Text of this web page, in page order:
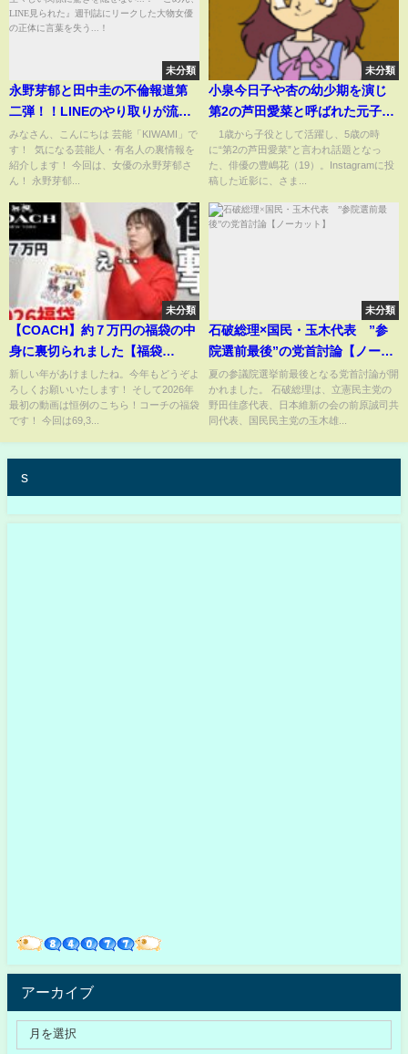
未分類
永野芽郁と田中圭の不倫報道第
二弾！！LINEのやり取りが流出
したことで判明した生々しい関
係に驚きを隠せない...！『ごめ
ん、LINE見られた』週刊誌にリ
を失う...！
‌みなさん、こんにちは 芸能「KIWAMI」で
す！ ‌ 気になる芸能人・有名人の裏情報を
紹介します！ 今回は、女優の永野芽郁さ
ん！ 永野芽郁...
未分類
小泉今日子や杏の幼少期を演じ
第2の芦田愛菜と呼ばれた元子
役・豊嶋花（19）、浴衣姿など
を公開 「大人女子になった
ね〜」など絶賛の声(ABEMA
1歳から子役として活躍し、5歳の時
に“第2の芦田愛菜”と言われ話題となっ
た、俳優の豊嶋花（19）。Instagramに投
稿した近影に、さま...
未分類
【COACH】約７万円の福袋の中
身に裏切られました【福袋
2026】
新しい年があけましたね。今年もどうぞよ
ろしくお願いいたします！ そして2026年
最初の動画は恒例のこちら！コーチの福袋
です！ 今回は69,3...
未分類
石破総理×国民・玉木代表 ”参
院選前最後”の党首討論【ノーカ
ット】
夏の参議院選挙前最後となる党首討論が開
かれました。 石破総理は、立憲民主党の
野田佳彦代表、日本維新の会の前原誠司共
同代表、国民民主党の玉木雄...
s
アーカイブ